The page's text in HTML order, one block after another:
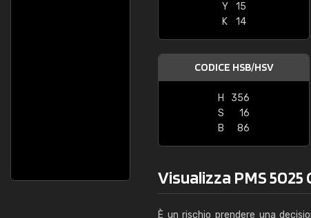
Y
15
K
14
CODICE HSB/HSV
H
356
S
16
B
86
Visualizza PMS 5025
È un rischio prendere una